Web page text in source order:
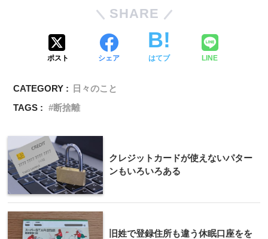
SHARE
ポスト シェア はてブ LINE
CATEGORY :
日々のこと
TAGS :
断捨離
クレジットカードが使えないパター
ンもいろいろある
旧姓で登録住所も違う休眠口座をを